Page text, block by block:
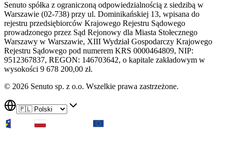
Senuto spółka z ograniczoną odpowiedzialnością z siedzibą w
Warszawie (02-738) przy ul. Dominikańskiej 13, wpisana do
rejestru przedsiębiorców Krajowego Rejestru Sądowego
prowadzonego przez Sąd Rejonowy dla Miasta Stołecznego
Warszawy w Warszawie, XIII Wydział Gospodarczy Krajowego
Rejestru Sądowego pod numerem KRS 0000464809, NIP:
9512367837, REGON: 146703642, o kapitale zakładowym w
wysokości 9 678 200,00 zł.
© 2026 Senuto sp. z o.o. Wszelkie prawa zastrzeżone.